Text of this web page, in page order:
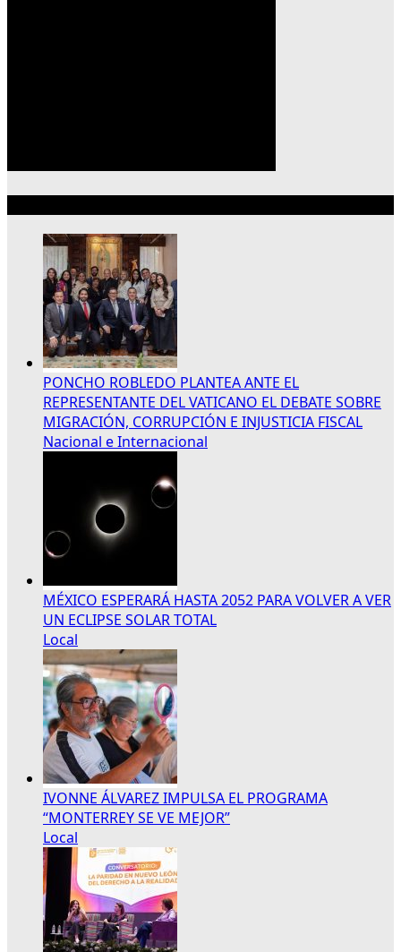
PONCHO ROBLEDO PLANTEA ANTE EL
REPRESENTANTE DEL VATICANO EL DEBATE SOBRE
MIGRACIÓN, CORRUPCIÓN E INJUSTICIA FISCAL
Nacional e Internacional
MÉXICO ESPERARÁ HASTA 2052 PARA VOLVER A VER
UN ECLIPSE SOLAR TOTAL
Local
IVONNE ÁLVAREZ IMPULSA EL PROGRAMA
“MONTERREY SE VE MEJOR”
Local